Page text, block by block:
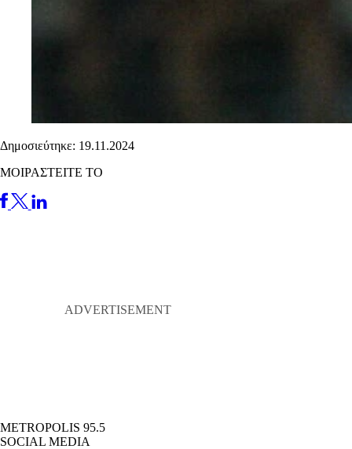
Δημοσιεύτηκε: 19.11.2024
ΜΟΙΡΑΣΤΕΙΤΕ ΤΟ
METROPOLIS 95.5
SOCIAL MEDIA